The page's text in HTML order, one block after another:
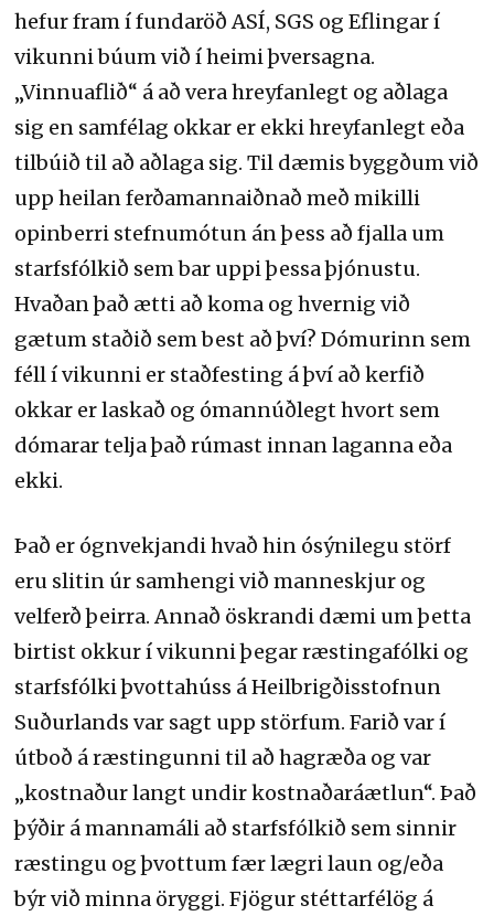
hefur fram í fundaröð ASÍ, SGS og Eflingar í
vikunni búum við í heimi þversagna.
„Vinnuaflið“ á að vera hreyfanlegt og aðlaga
sig en samfélag okkar er ekki hreyfanlegt eða
tilbúið til að aðlaga sig. Til dæmis byggðum við
upp heilan ferðamannaiðnað með mikilli
opinberri stefnumótun án þess að fjalla um
starfsfólkið sem bar uppi þessa þjónustu.
Hvaðan það ætti að koma og hvernig við
gætum staðið sem best að því? Dómurinn sem
féll í vikunni er staðfesting á því að kerfið
okkar er laskað og ómannúðlegt hvort sem
dómarar telja það rúmast innan laganna eða
ekki.
Það er ógnvekjandi hvað hin ósýnilegu störf
eru slitin úr samhengi við manneskjur og
velferð þeirra. Annað öskrandi dæmi um þetta
birtist okkur í vikunni þegar ræstingafólki og
starfsfólki þvottahúss á Heilbrigðisstofnun
Suðurlands var sagt upp störfum. Farið var í
útboð á ræstingunni til að hagræða og var
„kostnaður langt undir kostnaðaráætlun“. Það
þýðir á mannamáli að starfsfólkið sem sinnir
ræstingu og þvottum fær lægri laun og/eða
býr við minna öryggi. Fjögur stéttarfélög á